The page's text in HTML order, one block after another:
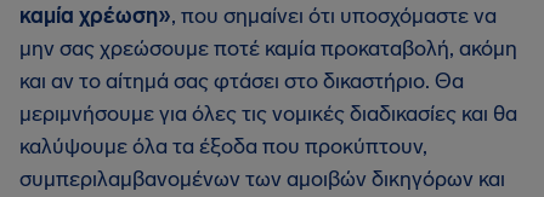
καμία χρέωση», που σημαίνει ότι υποσχόμαστε να
μην σας χρεώσουμε ποτέ καμία προκαταβολή, ακόμη
και αν το αίτημά σας φτάσει στο δικαστήριο. Θα
μεριμνήσουμε για όλες τις νομικές διαδικασίες και θα
καλύψουμε όλα τα έξοδα που προκύπτουν,
συμπεριλαμβανομένων των αμοιβών δικηγόρων και